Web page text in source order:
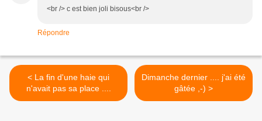
<br /> c est bien joli bisous<br />
Répondre
< La fin d'une haie qui
n'avait pas sa place ....
Dimanche dernier .... j'ai été
gâtée ,-) >